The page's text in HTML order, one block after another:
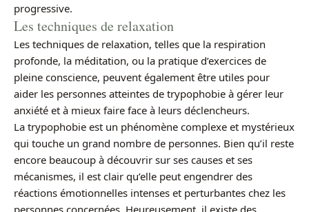
progressive.
Les techniques de relaxation
Les techniques de relaxation, telles que la respiration
profonde, la méditation, ou la pratique d’exercices de
pleine conscience, peuvent également être utiles pour
aider les personnes atteintes de trypophobie à gérer leur
anxiété et à mieux faire face à leurs déclencheurs.
La trypophobie est un phénomène complexe et mystérieux
qui touche un grand nombre de personnes. Bien qu’il reste
encore beaucoup à découvrir sur ses causes et ses
mécanismes, il est clair qu’elle peut engendrer des
réactions émotionnelles intenses et perturbantes chez les
personnes concernées. Heureusement, il existe des